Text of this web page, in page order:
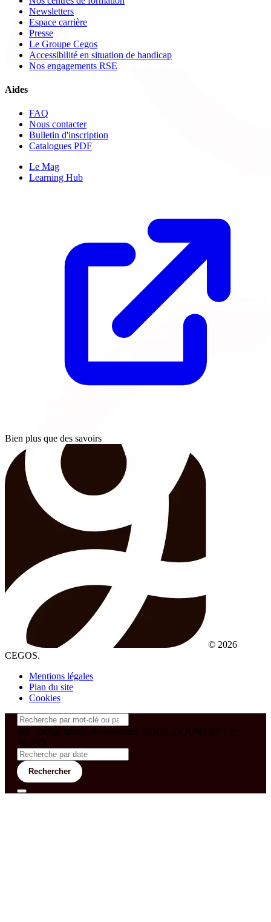
Newsletters
Espace carrière
Presse
Le Groupe Cegos
Accessibilité en situation de handicap
Nos engagements RSE
Aides
FAQ
Nous contacter
Bulletin d'inscription
Catalogues PDF
Le Mag
Learning Hub
Bien plus que des savoirs
© 2026
CEGOS.
Mentions légales
Plan du site
Cookies
&& config('laravel-theme-inter.CEGOS_COUNTRY') !=
'neves')
Rechercher